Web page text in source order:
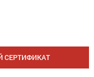
СЕРТИФИКАТ